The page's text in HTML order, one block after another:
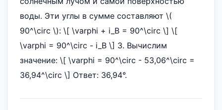
воды. Эти углы в сумме составляют \(
90^\circ \): \[ \varphi + i_B = 90^\circ \] \[
\varphi = 90^\circ - i_B \] 3. Вычислим
значение: \[ \varphi = 90^\circ - 53,06^\circ =
36,94^\circ \] Ответ: 36,94°.